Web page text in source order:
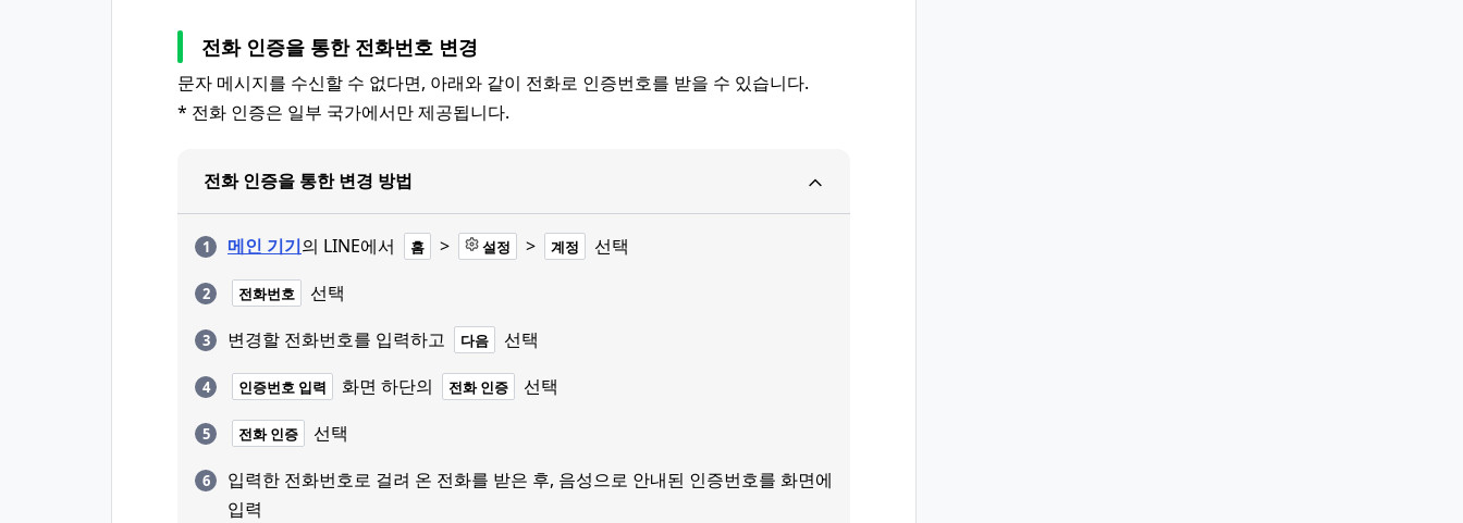
전화 인증을 통한 전화번호 변경
문자 메시지를 수신할 수 없다면, 아래와 같이 전화로 인증번호를 받을 수 있습니다.
* 전화 인증은 일부 국가에서만 제공됩니다.
전화 인증을 통한 변경 방법
메인 기기의 LINE에서 홈 > 설정 > 계정 선택
전화번호
선택
변경할 전화번호를 입력하고
다음 선택
인증번호 입력 화면 하단의 전화 인증 선택
전화 인증
선택
입력한 전화번호로 걸려 온 전화를 받은 후, 음성으로 안내된 인증번호를 화면에
입력